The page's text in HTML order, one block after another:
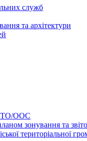
служб
та архітектури
АТО/ООС
зонування та
територіальної